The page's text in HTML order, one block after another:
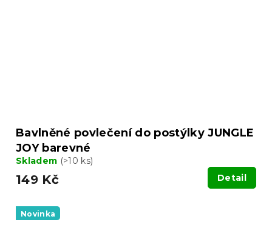
Bavlněné povlečení do postýlky JUNGLE
JOY barevné
Skladem (>10 ks)
149 Kč Detail
Novinka